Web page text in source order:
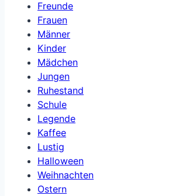
Freunde
Frauen
Männer
Kinder
Mädchen
Jungen
Ruhestand
Schule
Legende
Kaffee
Lustig
Halloween
Weihnachten
Ostern